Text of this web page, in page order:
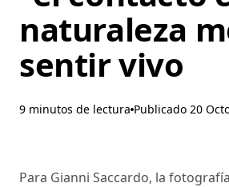
naturaleza
sentir vivo
9 minutos de lectura Publicado 20
Para Gianni Saccardo, la